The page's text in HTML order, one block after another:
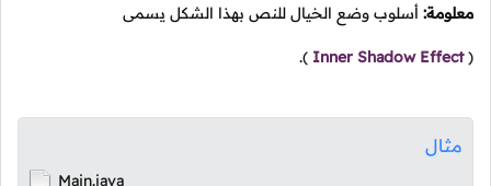
معلومة: أسلوب وضع الخيال للنص بهذا الشكل يسمى
(
Inner Shadow Effect
).
مثال
Main.java